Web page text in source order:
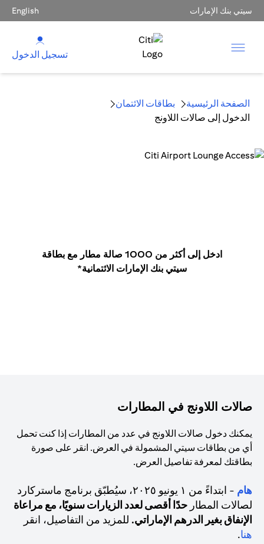
سيتي بنك الإمارات English
تسجيل الدخول
الصفحة الرئيسية
بطاقات الائتمان
الدخول إلى صالات اللاونج
ادخل إلى أكثر من 1000 صالة مطار مع بطاقة
سيتي بنك الإمارات الائتمانية*
صالات اللاونج في المطارات
يمكنك دخول صالات اللاونج في عدد من المطارات إذا كنت تحمل
أي من بطاقات سيتي المشمولة في العرض. انقر على صورة
بطاقتك لمعرفة تفاصيل العرض.
هام
- ابتداءً من ١ يونيو ٢٠٢٥، سيُطبّق برنامج ماستركارد
لصالات المطار حدًا أقصى لعدد الزيارات سنويًا، مع مراعاة
الإنفاق بغير الدرهم الإماراتي. للمزيد من التفاصيل، انقر
هنا(opens in a new tab).